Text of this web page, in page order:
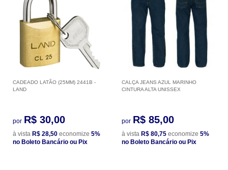
CADEADO LATÃO (25MM) 2441B -
LAND
por R$ 30,00
à vista R$ 28,50 economize 5%
no Boleto Bancário ou Pix
CALÇA JEANS AZUL MARINHO
CINTURA ALTA UNISSEX
por R$ 85,00
à vista R$ 80,75 economize 5%
no Boleto Bancário ou Pix